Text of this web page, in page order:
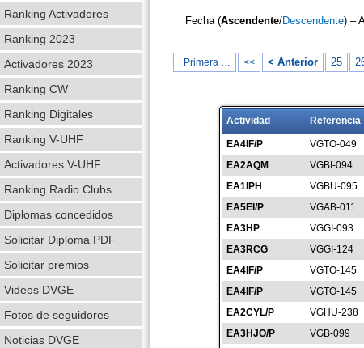
Fecha (Ascendente/Descendente) –
| Primera … << < Anterior 25
Actividad Referencia
EA4IF/P VGTO-049
EA2AQM
VGBI-094
EA1IPH
VGBU-095
EA5EI/P
VGAB-011
EA3HP
VGGI-093
EA3RCG
VGGI-124
EA4IF/P
VGTO-145
EA4IF/P
VGTO-145
EA2CYL/P
VGHU-238
EA3HJO/P
VGB-099
Ranking Activadores
Ranking 2023
Activadores 2023
Ranking CW
Ranking Digitales
Ranking V-UHF
Activadores V-UHF
Ranking Radio Clubs
Diplomas concedidos
Solicitar Diploma PDF
Solicitar premios
Videos DVGE
Fotos de seguidores
Noticias DVGE